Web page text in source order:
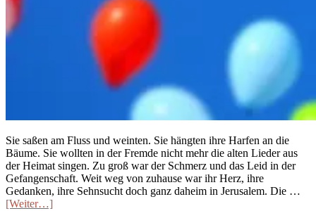
Sie saßen am Fluss und weinten. Sie hängten ihre Harfen an die
Bäume. Sie wollten in der Fremde nicht mehr die alten Lieder aus
der Heimat singen. Zu groß war der Schmerz und das Leid in der
Gefangenschaft. Weit weg von zuhause war ihr Herz, ihre
Gedanken, ihre Sehnsucht doch ganz daheim in Jerusalem. Die …
[Weiter…]